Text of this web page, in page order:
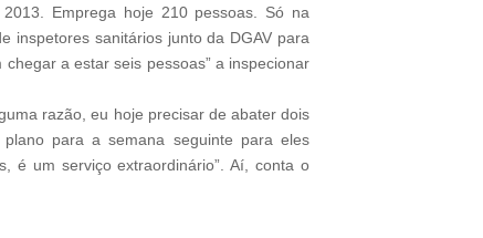
Emprega hoje 210 pessoas. Só na
inspetores sanitários junto da DGAV para
a estar seis pessoas” a inspecionar
razão, eu hoje precisar de abater dois
para a semana seguinte para eles
é um serviço extraordinário”. Aí, conta o